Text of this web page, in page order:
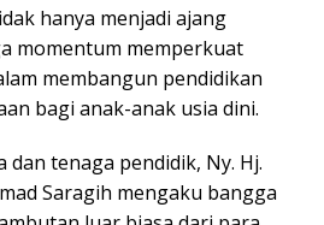
hanya menjadi ajang
momentum memperkuat
membangun pendidikan
bagi anak-anak usia dini.
dan tenaga pendidik, Ny. Hj.
Saragih mengaku bangga